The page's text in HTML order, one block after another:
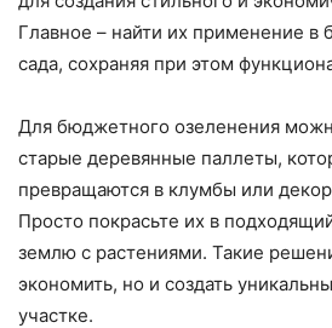
Главное – найти их применение в
сада, сохраняя при этом
Для бюджетного озеленения
старые деревянные паллеты,
превращаются в клумбы или
Просто покрасьте их в
землю с растениями. Такие
экономить, но и создать
участке.